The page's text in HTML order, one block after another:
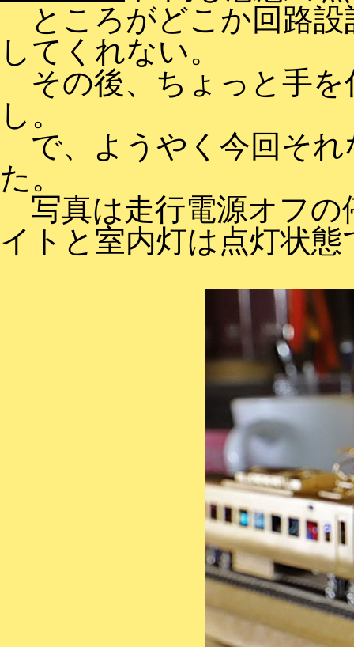
ところがどこか回路設
してくれない。
その後、ちょっと手を
し。
で、ようやく今回それ
た。
写真は走行電源オフの
イトと室内灯は点灯状態